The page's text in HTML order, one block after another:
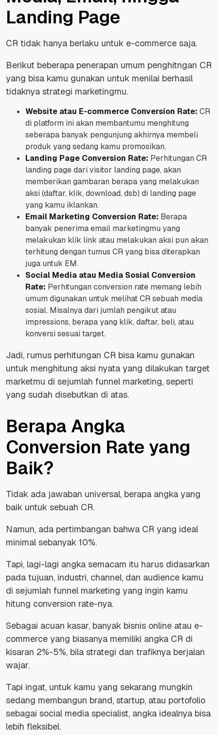
Landing Page
CR tidak hanya berlaku untuk e-commerce saja.
Berikut beberapa penerapan umum penghitngan CR
yang bisa kamu gunakan untuk menilai berhasil
tidaknya strategi marketingmu.
Website atau E-commerce Conversion Rate: CR
di platform ini akan membantumu menghitung
seberapa banyak pengunjung akhirnya membeli
produk yang sedang kamu promosikan.
Landing Page Conversion Rate: Perhitungan CR
landing page dari visitor landing page, akan
memberikan gambaran berapa yang melakukan
aksi (daftar, klik, download, dsb) di landing page
yang kamu iklankan.
Email Marketing Conversion Rate: Berapa
banyak penerima email marketingmu yang
melakukan klik link atau melakukan aksi pun akan
terhitung dengan tumus CR yang bisa diterapkan
juga untuk EM.
Social Media atau Media Sosial Conversion
Rate: Perhitungan conversion rate memang lebih
umum digunakan untuk melihat CR sebuah media
sosial. Misalnya dari jumlah pengikut atau
impressions, berapa yang klik, daftar, beli, atau
konversi sesuai target.
Jadi, rumus perhitungan CR bisa kamu gunakan
untuk menghitung aksi nyata yang dilakukan target
marketmu di sejumlah funnel marketing, seperti
yang sudah disebutkan di atas.
Berapa Angka
Conversion Rate yang
Baik?
Tidak ada jawaban universal, berapa angka yang
baik untuk sebuah CR.
Namun, ada pertimbangan bahwa CR yang ideal
minimal sebanyak 10%.
Tapi, lagi-lagi angka semacam itu harus didasarkan
pada tujuan, industri, channel, dan audience kamu
di sejumlah funnel marketing yang ingin kamu
hitung conversion rate-nya.
Sebagai acuan kasar, banyak bisnis online atau e-
commerce yang biasanya memiliki angka CR di
kisaran 2%-5%, bila strategi dan trafiknya berjalan
wajar.
Tapi ingat, untuk kamu yang sekarang mungkin
sedang membangun brand, startup, atau portofolio
sebagai social media specialist, angka idealnya bisa
lebih fleksibel.